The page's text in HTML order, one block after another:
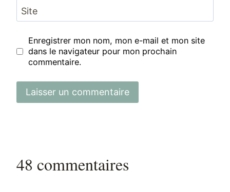
Site
Enregistrer mon nom, mon e-mail et mon site
dans le navigateur pour mon prochain
commentaire.
48 commentaires